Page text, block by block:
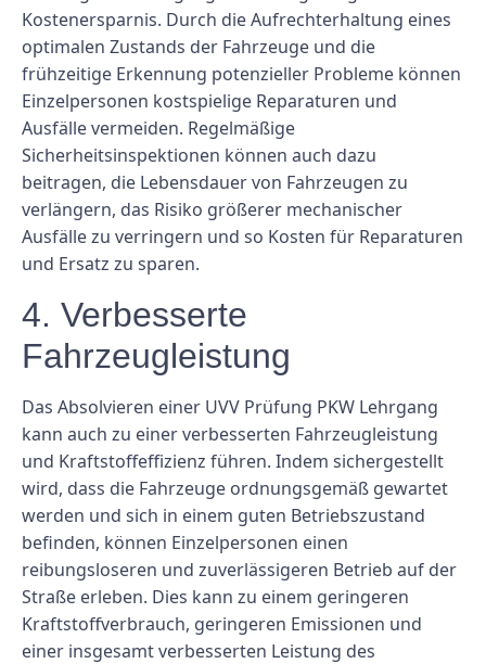
Kostenersparnis. Durch die Aufrechterhaltung eines
optimalen Zustands der Fahrzeuge und die
frühzeitige Erkennung potenzieller Probleme können
Einzelpersonen kostspielige Reparaturen und
Ausfälle vermeiden. Regelmäßige
Sicherheitsinspektionen können auch dazu
beitragen, die Lebensdauer von Fahrzeugen zu
verlängern, das Risiko größerer mechanischer
Ausfälle zu verringern und so Kosten für Reparaturen
und Ersatz zu sparen.
4. Verbesserte
Fahrzeugleistung
Das Absolvieren einer UVV Prüfung PKW Lehrgang
kann auch zu einer verbesserten Fahrzeugleistung
und Kraftstoffeffizienz führen. Indem sichergestellt
wird, dass die Fahrzeuge ordnungsgemäß gewartet
werden und sich in einem guten Betriebszustand
befinden, können Einzelpersonen einen
reibungsloseren und zuverlässigeren Betrieb auf der
Straße erleben. Dies kann zu einem geringeren
Kraftstoffverbrauch, geringeren Emissionen und
einer insgesamt verbesserten Leistung des